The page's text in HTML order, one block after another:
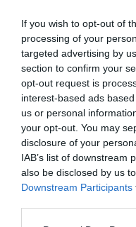
If you wish to opt-out of
processing of your
targeted advertising by
section to confirm your
opt-out request is
interest-based ads
us or personal
your opt-out. You may
disclosure of your
IAB’s list of downstream
also be disclosed by us
Downstream Participants